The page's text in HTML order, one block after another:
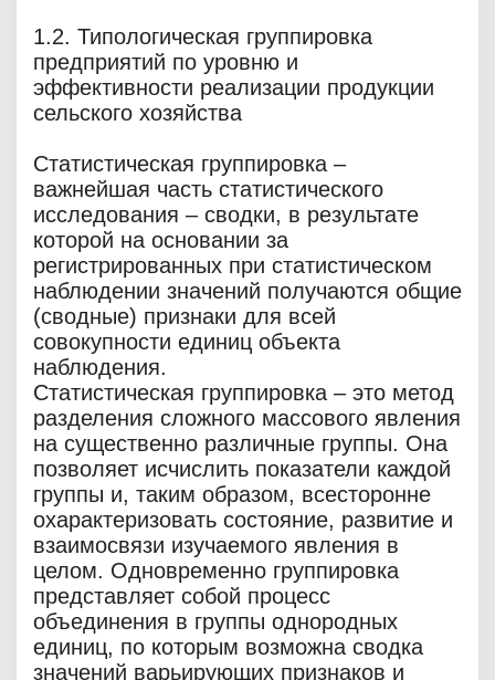
1.2. Типологическая группировка
предприятий по уровню и
эффективности реализации продукции
сельского хозяйства
Статистическая группировка –
важнейшая часть статистического
исследования – сводки, в результате
которой на основании за
регистрированных при статистическом
наблюдении значений получаются общие
(сводные) признаки для всей
совокупности единиц объекта
наблюдения.
Статистическая группировка – это метод
разделения сложного массового явления
на существенно различные группы. Она
позволяет исчислить показатели каждой
группы и, таким образом, всесторонне
охарактеризовать состояние, развитие и
взаимосвязи изучаемого явления в
целом. Одновременно группировка
представляет собой процесс
объединения в группы однородных
единиц, по которым возможна сводка
значений варьирующих признаков и